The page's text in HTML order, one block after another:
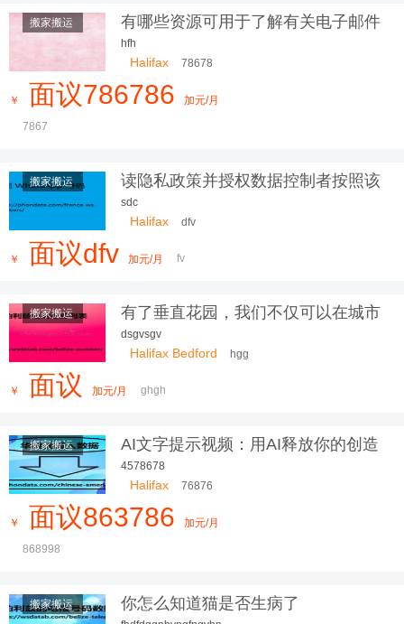
搬家搬运
有哪些资源可用于了解有关电子邮件
营销的更多信息？
hfh
Halifax 78678
￥ 面议786786 加元/月
7867
搬家搬运
读隐私政策并授权数据控制者按照该
隐私政
sdc
Halifax dfv
￥ 面议dfv 加元/月 fv
搬家搬运
有了垂直花园，我们不仅可以在城市
中
dsgvsgv
Halifax Bedford hgg
￥ 面议 加元/月 ghgh
搬家搬运
AI文字提示视频：用AI释放你的创造
力
4578678
Halifax 76876
￥ 面议863786 加元/月
868998
搬家搬运 你怎么知道猫是否生病了